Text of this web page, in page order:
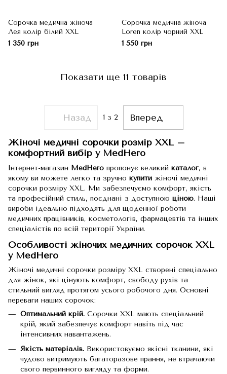
Сорочка медична жіноча
Лея колір білий XXL
1 350 грн
Сорочка медична жіноча
Loren колір чорний XXL
1 550 грн
Показати ще 11 товарів
Назад 1 з 2 Вперед
Жіночі медичні сорочки розмір XXL –
комфортний вибір у MedHero
Інтернет-магазин MedHero пропонує великий каталог, в
якому ви можете легко та зручно купити жіночі медичні
сорочки розміру XXL. Ми забезпечуємо комфорт, якість
та професійний стиль, поєднані з доступною ціною. Наші
вироби ідеально підходять для щоденної роботи
медичних працівників, косметологів, фармацевтів та інших
спеціалістів по всій території України.
Особливості жіночих медичних сорочок XXL
у MedHero
Жіночі медичні сорочки розміру XXL створені спеціально
для жінок, які цінують комфорт, свободу рухів та
стильний вигляд протягом усього робочого дня. Основні
переваги наших сорочок:
Оптимальний крій. Сорочки XXL мають спеціальний
крій, який забезпечує комфорт навіть під час
інтенсивних навантажень.
Якість матеріалів. Використовуємо якісні тканини, які
чудово витримують багаторазове прання, не втрачаючи
свого первинного вигляду та форми.